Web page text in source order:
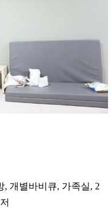
, 개별바비큐, 가족실, 2